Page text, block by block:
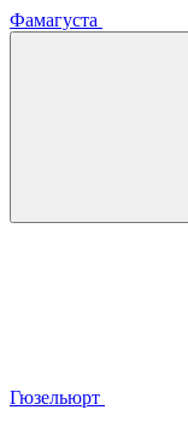
Фамагуста
Гюзельюрт